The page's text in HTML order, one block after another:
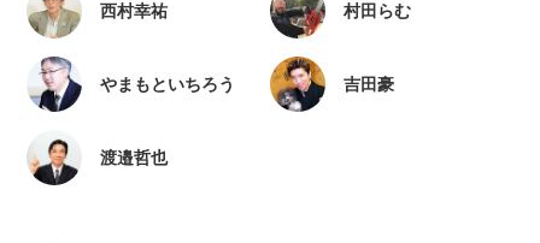
西村幸祐 村田らむ
やまもといちろう 吉田豪
渡邉哲也